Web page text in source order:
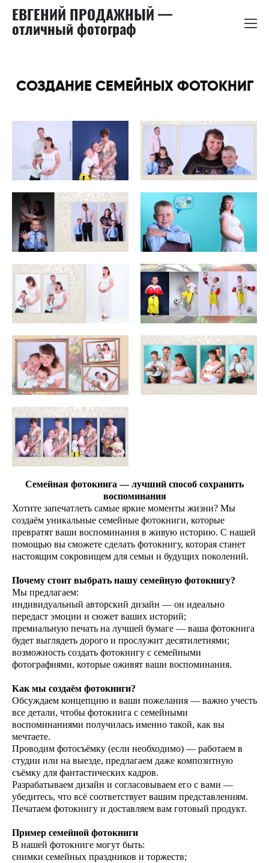
ЕВГЕНИЙ ПРОДАЖНЫЙ —
отличный фотограф
СОЗДАНИЕ СЕМЕЙНЫХ ФОТОКНИГ
Семейная фотокнига — лучший способ сохранить
воспоминания
Хотите запечатлеть самые яркие моменты жизни? Мы
создаём уникальные семейные фотокниги, которые
превратят ваши воспоминания в живую историю. С нашей
помощью вы сможете сделать фотокнигу, которая станет
настоящим сокровищем для семьи и будущих поколений.
Почему стоит выбрать нашу семейную фотокнигу?
Мы предлагаем:
индивидуальный авторский дизайн — он идеально
передаст эмоции и сюжет ваших историй;
премиальную печать на лучшей бумаге — ваша фотокнига
будет выглядеть дорого и прослужит десятилетиями;
возможность создать фотокнигу с семейными
фотографиями, которые оживят ваши воспоминания.
Как мы создаём фотокниги?
Обсуждаем концепцию и ваши пожелания — важно учесть
все детали, чтобы фотокнига с семейными
воспоминаниями получилась именно такой, как вы
мечтаете.
Проводим фотосъёмку (если необходимо) — работаем в
студии или на выезде, предлагаем даже композитную
съёмку для фантастических кадров.
Разрабатываем дизайн и согласовываем его с вами —
убедитесь, что всё соответствует вашим представлениям.
Печатаем фотокнигу и доставляем вам готовый продукт.
Пример семейной фотокниги
В нашей фотокниге могут быть:
снимки семейных праздников и торжеств;